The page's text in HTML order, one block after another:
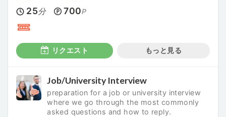
25分 700P
リクエスト もっと見る
Job/University Interview
preparation for a job or university interview
where we go through the most commonly
asked questions and how to reply.